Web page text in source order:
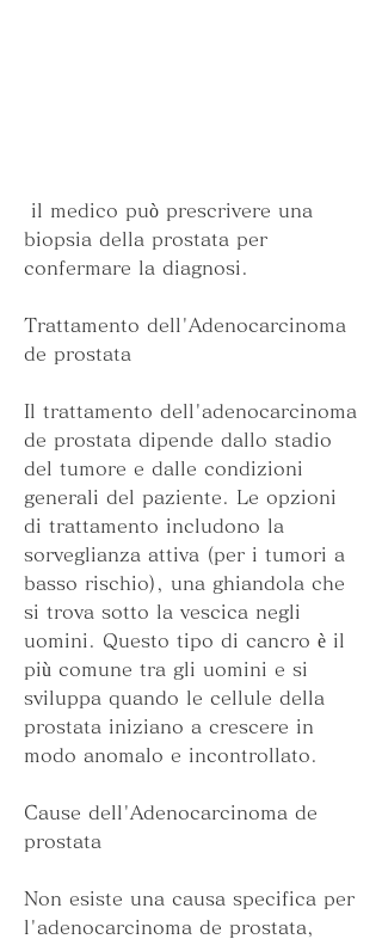
biopsia della prostata per
confermare la diagnosi.
Trattamento dell'Adenocarcinoma
de prostata
Il trattamento dell'adenocarcinoma
de prostata dipende dallo stadio
del tumore e dalle condizioni
generali del paziente. Le opzioni
di trattamento includono la
sorveglianza attiva (per i tumori a
basso rischio), una ghiandola che
si trova sotto la vescica negli
uomini. Questo tipo di cancro è il
più comune tra gli uomini e si
sviluppa quando le cellule della
prostata iniziano a crescere in
modo anomalo e incontrollato.
Cause dell'Adenocarcinoma de
prostata
Non esiste una causa specifica per
l'adenocarcinoma de prostata,